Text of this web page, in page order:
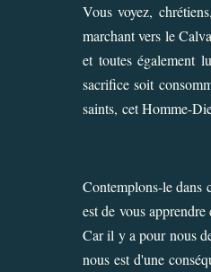
Vous voyez,
marchant vers le
et toutes également
sacrifice soit
saints, cet Homme-
Contemplons-le dans
est de vous
Car il y a pour nous
nous est d'une